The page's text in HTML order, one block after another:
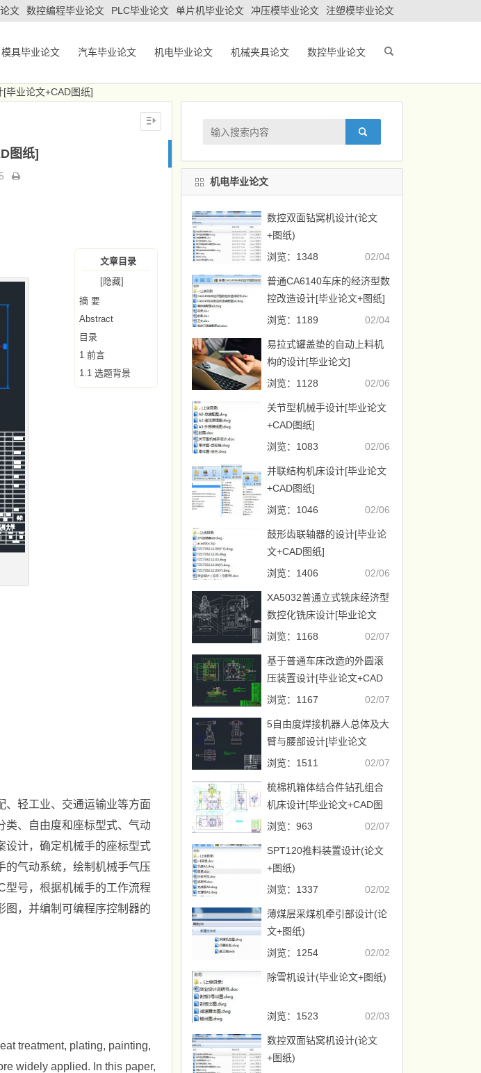
文 数控编程毕业论文 PLC毕业论文 单片机毕业论文 冲压模毕业论文 注塑模毕业论文
模具毕业论文 汽车毕业论文 机电毕业论文 机械夹具论文 数控毕业论文
毕业论文+CAD图纸]
图纸]
文章目录
[隐藏]
摘 要
Abstract
目录
1 前言
1.1 选题背景
、轻工业、交通运输业等方面
类、自由度和座标型式、气动
设计，确定机械手的座标型式
的气动系统，绘制机械手气压
型号，根据机械手的工作流程
图，并编制可编程序控制器的
treatment, plating, painting,
widely applied. In this paper,
机电毕业论文
数控双面钻窝机设计(论文
+图纸)
02/04
浏览：1348
普通CA6140车床的经济型数
控改造设计[毕业论文+图纸]
02/04
浏览：1189
易拉式罐盖垫的自动上料机
构的设计[毕业论文]
02/06
浏览：1128
关节型机械手设计[毕业论文
+CAD图纸]
02/06
浏览：1083
并联结构机床设计[毕业论文
+CAD图纸]
02/06
浏览：1046
鼓形齿联轴器的设计[毕业论
文+CAD图纸]
02/06
浏览：1406
XA5032普通立式铣床经济型
数控化铣床设计[毕业论文
+CAD图纸]
02/07
浏览：1168
基于普通车床改造的外圆滚
压装置设计[毕业论文+CAD
图纸]
02/07
浏览：1167
5自由度焊接机器人总体及大
臂与腰部设计[毕业论文
+CAD图纸]
02/07
浏览：1511
梳棉机箱体结合件钻孔组合
机床设计[毕业论文+CAD图
纸]
02/07
浏览：963
SPT120推料装置设计(论文
+图纸)
02/02
浏览：1337
薄煤层采煤机牵引部设计(论
文+图纸)
02/02
浏览：1254
除雪机设计(毕业论文+图纸)
02/03
浏览：1523
数控双面钻窝机设计(论文
+图纸)